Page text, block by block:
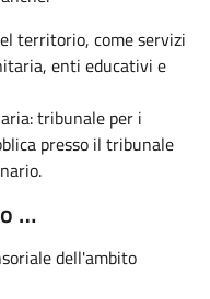
territorio, come servizi
enti educativi e
tribunale per i
presso il tribunale
…
dell'ambito